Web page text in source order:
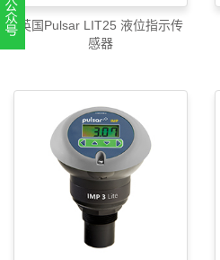
英国Pulsar LIT25 液位指示传
感器
扫一扫，关注官方账号